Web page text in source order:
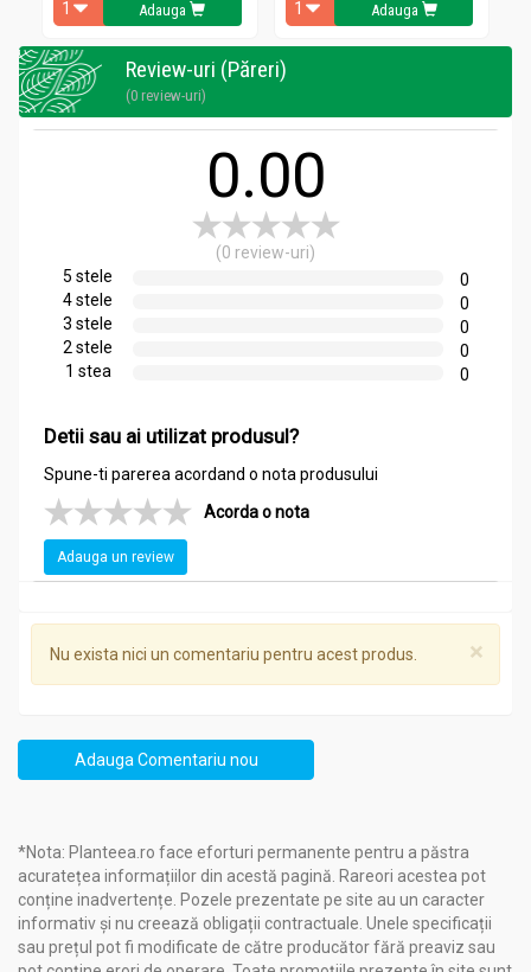
Adauga Adauga
Review-uri (Păreri)
(0 review-uri)
0.00
(0 review-uri)
5 stele
0
4 stele
0
3 stele
0
2 stele
0
1 stea
0
Detii sau ai utilizat produsul?
Spune-ti parerea acordand o nota produsului
Acorda o nota
Adauga un review
×
Nu exista nici un comentariu pentru acest produs.
Adauga Comentariu nou
*Nota: Planteea.ro face eforturi permanente pentru a păstra
acuratețea informațiilor din acestă pagină. Rareori acestea pot
conține inadvertențe. Pozele prezentate pe site au un caracter
informativ și nu creează obligații contractuale. Unele specificații
sau prețul pot fi modificate de către producător fără preaviz sau